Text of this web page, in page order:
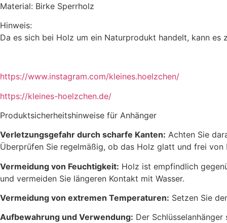
Material: Birke Sperrholz
Hinweis:
Da es sich bei Holz um ein Naturprodukt handelt, kann
https://www.instagram.com/kleines.hoelzchen/
https://kleines-hoelzchen.de/
Produktsicherheitshinweise für Anhänger
Verletzungsgefahr durch scharfe Kanten: Achten Sie
Überprüfen Sie regelmäßig, ob das Holz glatt und frei von
Vermeidung von Feuchtigkeit: Holz ist empfindlich
und vermeiden Sie längeren Kontakt mit Wasser.
Vermeidung von extremen Temperaturen: Setzen Sie
Aufbewahrung und Verwendung: Der